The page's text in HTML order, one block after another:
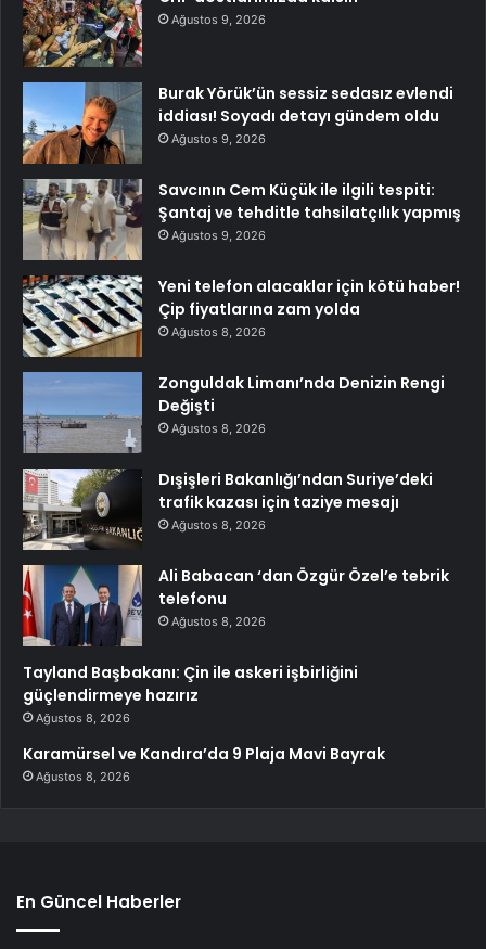
Ağustos 9, 2026
Burak Yörük’ün sessiz sedasız evlendi
iddiası! Soyadı detayı gündem oldu
Ağustos 9, 2026
Savcının Cem Küçük ile ilgili tespiti:
Şantaj ve tehditle tahsilatçılık yapmış
Ağustos 9, 2026
Yeni telefon alacaklar için kötü haber!
Çip fiyatlarına zam yolda
Ağustos 8, 2026
Zonguldak Limanı’nda Denizin Rengi
Değişti
Ağustos 8, 2026
Dışişleri Bakanlığı’ndan Suriye’deki
trafik kazası için taziye mesajı
Ağustos 8, 2026
Ali Babacan ‘dan Özgür Özel’e tebrik
telefonu
Ağustos 8, 2026
Tayland Başbakanı: Çin ile askeri işbirliğini
güçlendirmeye hazırız
Ağustos 8, 2026
Karamürsel ve Kandıra’da 9 Plaja Mavi Bayrak
Ağustos 8, 2026
En Güncel Haberler